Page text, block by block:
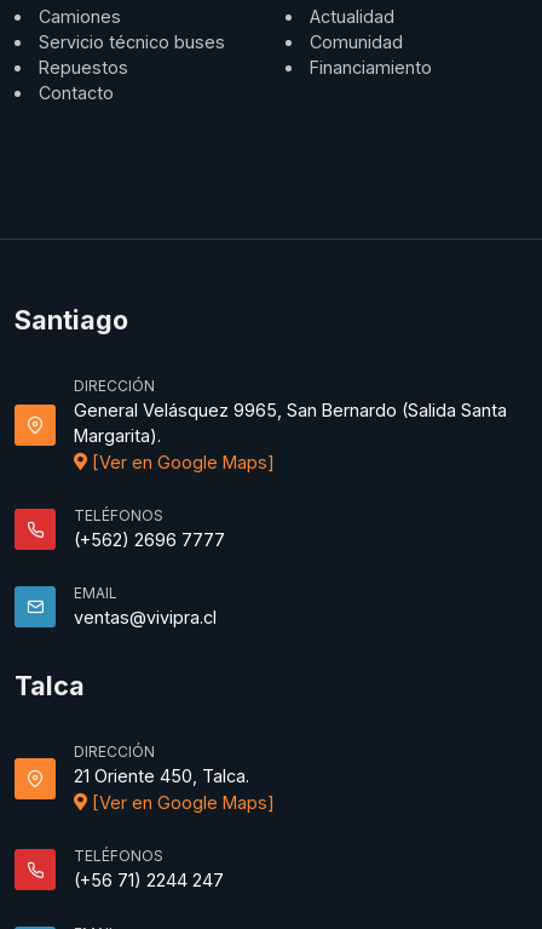
Camiones
Servicio técnico buses
Repuestos
Contacto
Actualidad
Comunidad
Financiamiento
Santiago
DIRECCIÓN
General Velásquez 9965, San Bernardo (Salida Santa
Margarita).
[Ver en Google Maps]
TELÉFONOS
(+562) 2696 7777
EMAIL
ventas@vivipra.cl
Talca
DIRECCIÓN
21 Oriente 450, Talca.
[Ver en Google Maps]
TELÉFONOS
(+56 71) 2244 247